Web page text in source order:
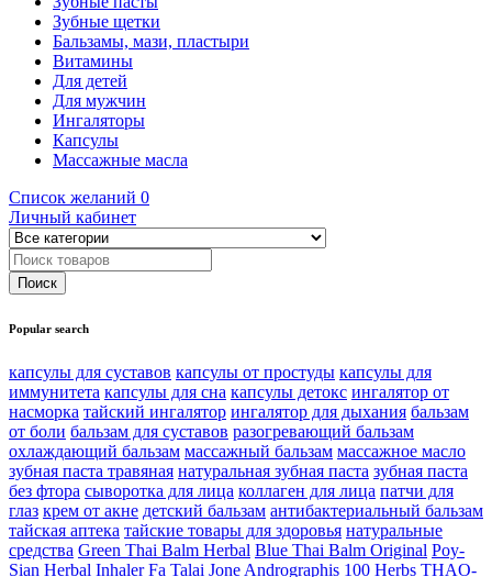
Зубные щетки
Бальзамы, мази, пластыри
Витамины
Для детей
Для мужчин
Ингаляторы
Капсулы
Массажные масла
Список желаний 0
Личный кабинет
Popular search
капсулы для суставов капсулы от простуды капсулы для
иммунитета капсулы для сна капсулы детокс ингалятор от
насморка тайский ингалятор ингалятор для дыхания бальзам
от боли бальзам для суставов разогревающий бальзам
охлаждающий бальзам массажный бальзам массажное масло
зубная паста травяная натуральная зубная паста зубная паста
без фтора сыворотка для лица коллаген для лица патчи для
глаз крем от акне детский бальзам антибактериальный бальзам
тайская аптека тайские товары для здоровья натуральные
средства Green Thai Balm Herbal Blue Thai Balm Original Poy-
Sian Herbal Inhaler Fa Talai Jone Andrographis 100 Herbs THAO-